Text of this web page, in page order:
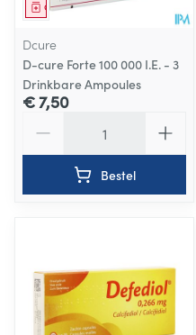
Geneesmiddel
Dcure
D-cure Forte 100 000 I.E. - 3
Drinkbare Ampoules
€ 7,50
Bestel